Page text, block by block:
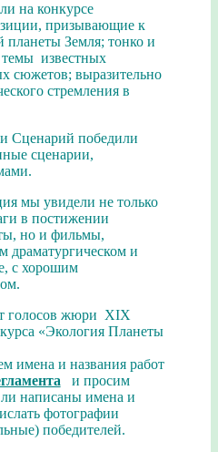
на конкурсе
призывающие к
планеты Земля; тонко и
известных
сюжетов; выразительно
стремления в
Сценарий победили
сценарии,
мы увидели не только
в постижении
но и фильмы,
драматургическом и
с хорошим
голосов жюри XIX
«Экология Планеты
имена и названия работ
и просим
написаны имена и
фотографии
победителей.